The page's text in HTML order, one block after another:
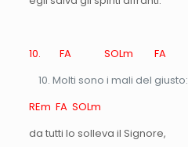
10. FA SOLm FA
Molti sono i mali del giusto:
REm FA SOLm
da tutti lo solleva il Signore,